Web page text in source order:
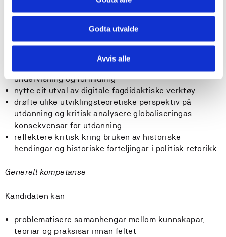
Godta utvalde
Avvis alle
Kandidaten kan
analysere og kritisk vurdere samfunnsfaglege
framstillingar og praksisar
undervisning og formidling
nytte eit utval av digitale fagdidaktiske verktøy
drøfte ulike utviklingsteoretiske perspektiv på
utdanning og kritisk analysere globaliseringas
konsekvensar for utdanning
reflektere kritisk kring bruken av historiske
hendingar og historiske forteljingar i politisk retorikk
Generell kompetanse
Kandidaten kan
problematisere samanhengar mellom kunnskapar,
teoriar og praksisar innan feltet